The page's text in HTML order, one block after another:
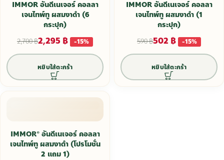
IMMOR อันดีเนเจอร์ คอลลา
เจนไทพ์ทู ผสมงาดำ (6
กระปุก)
2,700฿2,295 ฿ -15%
หยิบใส่ตะกร้า
IMMOR อันดีเนเจอร์ คอลลา
เจนไทพ์ทู ผสมงาดำ (1
กระปุก)
590฿502 ฿ -15%
หยิบใส่ตะกร้า
IMMOR® อันดีเนเจอร์ คอลลา
เจนไทพ์ทู ผสมงาดำ (โปรโมชั่น
2 แถม 1)